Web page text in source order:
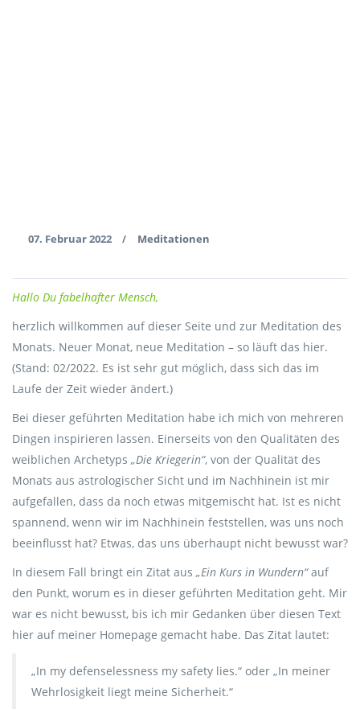
07. Februar 2022 / Meditationen
Hallo Du fabelhafter Mensch,
herzlich willkommen auf dieser Seite und zur Meditation des
Monats. Neuer Monat, neue Meditation – so läuft das hier.
(Stand: 02/2022. Es ist sehr gut möglich, dass sich das im
Laufe der Zeit wieder ändert.)
Bei dieser geführten Meditation habe ich mich von mehreren
Dingen inspirieren lassen. Einerseits von den Qualitäten des
weiblichen Archetyps „Die Kriegerin“, von der Qualität des
Monats aus astrologischer Sicht und im Nachhinein ist mir
aufgefallen, dass da noch etwas mitgemischt hat. Ist es nicht
spannend, wenn wir im Nachhinein feststellen, was uns noch
beeinflusst hat? Etwas, das uns überhaupt nicht bewusst war?
In diesem Fall bringt ein Zitat aus „Ein Kurs in Wundern“auf
den Punkt, worum es in dieser geführten Meditation geht. Mir
war es nicht bewusst, bis ich mir Gedanken über diesen Text
hier auf meiner Homepage gemacht habe. Das Zitat lautet:
„In my defenselessness my safety lies.“ oder „In meiner
Wehrlosigkeit liegt meine Sicherheit.“